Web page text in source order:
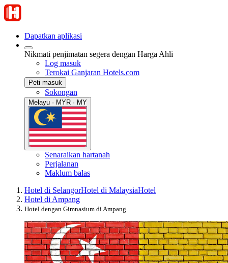
Dapatkan aplikasi
Nikmati penjimatan segera dengan Harga Ahli
Log masuk
Terokai Ganjaran Hotels.com
Peti masuk
Sokongan
Melayu · MYR · MY
Senaraikan hartanah
Perjalanan
Maklum balas
Hotel di SelangorHotel di MalaysiaHotel
Hotel di Ampang
Hotel dengan Gimnasium di Ampang